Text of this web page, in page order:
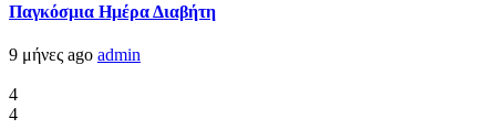
Παγκόσμια Ημέρα Διαβήτη
9 μήνες ago admin
4
4